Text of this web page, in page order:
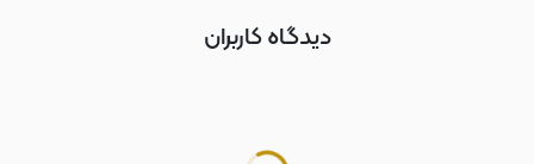
دیدگاه کاربران